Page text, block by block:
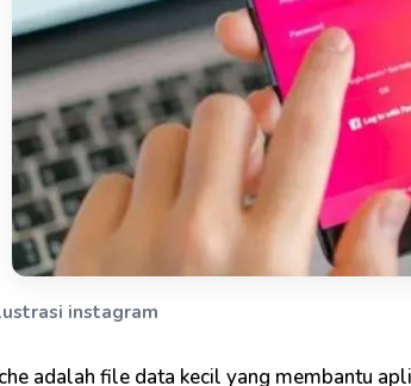
instagram
adalah file data kecil yang membantu